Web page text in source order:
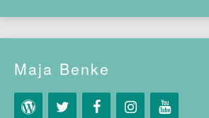
Maja Benke